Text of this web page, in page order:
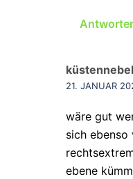
küstennebel
21. JANUAR
wäre gut
sich
ebene